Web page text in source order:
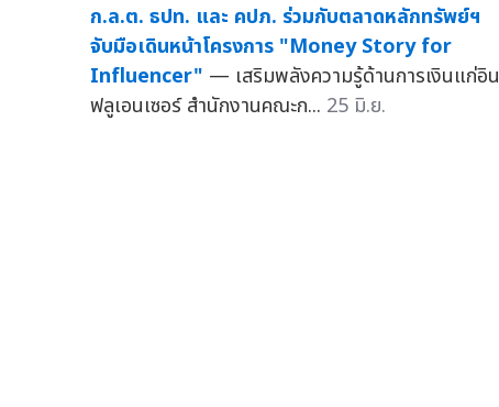
ก.ล.ต. ธปท. และ คปภ. ร่วมกับตลาดหลักทรัพย์ฯ
จับมือเดินหน้าโครงการ "Money Story for
Influencer" — เสริมพลังความรู้ด้านการเงินแก่อิน
ฟลูเอนเซอร์ สำนักงานคณะก... 25 มิ.ย.